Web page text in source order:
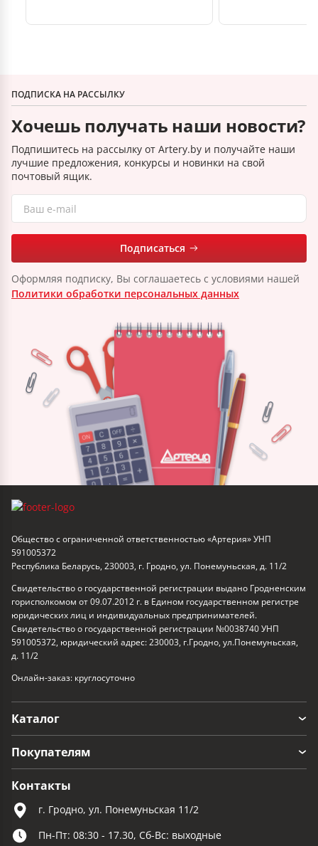
ПОДПИСКА НА РАССЫЛКУ
Хочешь получать наши новости?
Подпишитесь на рассылку от Artery.by и получайте наши
лучшие предложения, конкурсы и новинки на свой
почтовый ящик.
Подписаться
Оформляя подписку, Вы соглашаетесь с условиями нашей
Политики обработки персональных данных
Общество с ограниченной ответственностью «Артерия» УНП
591005372
Республика Беларусь, 230003, г. Гродно, ул. Понемуньская, д. 11/2
Свидетельство о государственной регистрации выдано Гродненским
горисполкомом от 09.07.2012 г. в Едином государственном регистре
юридических лиц и индивидуальных предпринимателей.
Свидетельство о государственной регистрации №0038740 УНП
591005372, юридический адрес: 230003, г.Гродно, ул.Понемуньская,
д. 11/2
Онлайн-заказ: круглосуточно
Каталог
Покупателям
Контакты
г. Гродно, ул. Понемуньская 11/2
Пн-Пт: 08:30 - 17.30, Сб-Вс: выходные